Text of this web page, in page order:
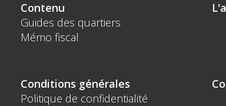
Contenu
Guides des quartiers
Mémo fiscal
Conditions générales
Politique de confidentialité